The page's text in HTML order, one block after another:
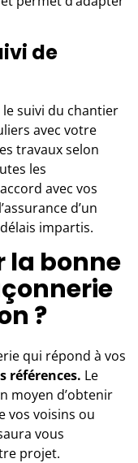
de
suivi du chantier
avec votre
travaux selon
les
avec vos
d’un
impartis.
la bonne
?
qui répond à vos
références. Le
moyen d’obtenir
vos voisins ou
vous
projet.